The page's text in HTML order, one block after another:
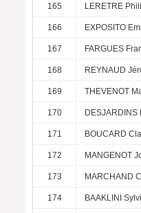
165 LERETRE
166 EXPOSITO
167 FARGUES
168 REYNAUD
169 THEVENOT
170 DESJARDINS
171 BOUCARD
172 MANGENOT
173 MARCHAND
174 BAAKLINI